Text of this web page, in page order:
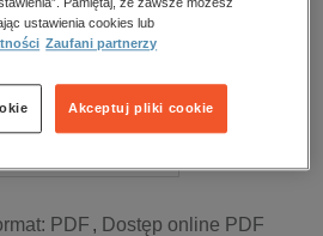
fragment
Domu – e-wydanie –
2/2022
PDF Dostęp online PDF
ustawienia cookies lub
Zaufani partnerzy
Akceptuj pliki cookie